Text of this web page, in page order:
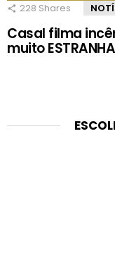
228 Shares
Casal filma
muito